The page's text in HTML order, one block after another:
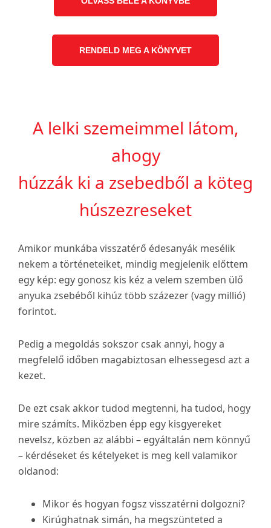
RENDELD MEG A KÖNYVET
A lelki szemeimmel látom,
ahogy
húzzák ki a zsebedből a köteg
húszezreseket
Amikor munkába visszatérő édesanyák mesélik
nekem a történeteiket, mindig megjelenik előttem
egy kép: egy gonosz kis kéz a velem szemben ülő
anyuka zsebéből kihúz több százezer (vagy millió)
forintot.
Pedig a megoldás sokszor csak annyi, hogy a
megfelelő időben magabiztosan elhessegesd azt a
kezet.
De ezt csak akkor tudod megtenni, ha tudod, hogy
mire számíts. Miközben épp egy kisgyereket
nevelsz, közben az alábbi – egyáltalán nem könnyű
– kérdéseket és kételyeket is meg kell valamikor
oldanod:
Mikor és hogyan fogsz visszatérni dolgozni?
Kirúghatnak simán, ha megszünteted a